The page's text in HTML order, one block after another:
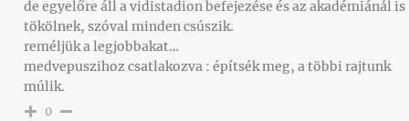
de egyelőre áll a vidistadion befejezése és az akadémiánál is
tökölnek, szóval minden csúszik.
reméljük a legjobbakat…
medvepuszihoz csatlakozva : építsék meg, a többi rajtunk
múlik.
0